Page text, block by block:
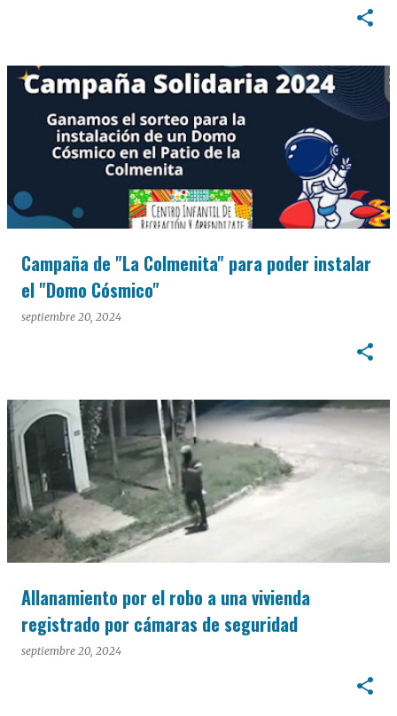
Campaña de "La Colmenita" para poder instalar
el "Domo Cósmico"
septiembre 20, 2024
Allanamiento por el robo a una vivienda
registrado por cámaras de seguridad
septiembre 20, 2024